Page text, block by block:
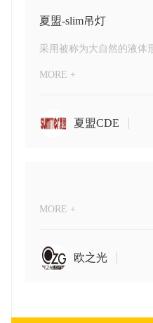
夏盟-slim吊灯
MORE +
夏盟CDE
MORE +
欧之光